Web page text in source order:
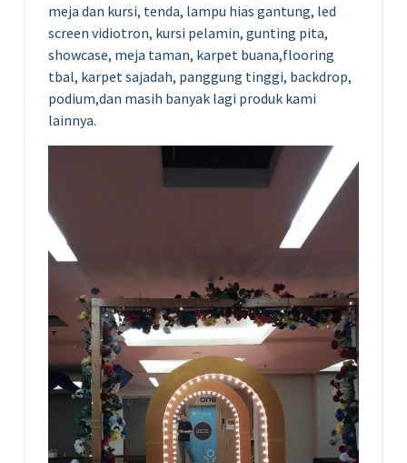
meja dan kursi, tenda, lampu hias gantung, led
screen vidiotron, kursi pelamin, gunting pita,
showcase, meja taman, karpet buana,flooring
tbal, karpet sajadah, panggung tinggi, backdrop,
podium,dan masih banyak lagi produk kami
lainnya.